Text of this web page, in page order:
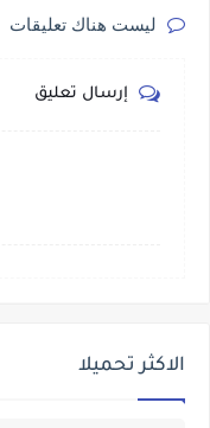
ليست هناك تعليقات
إرسال تعليق
الاكثر تحميلا